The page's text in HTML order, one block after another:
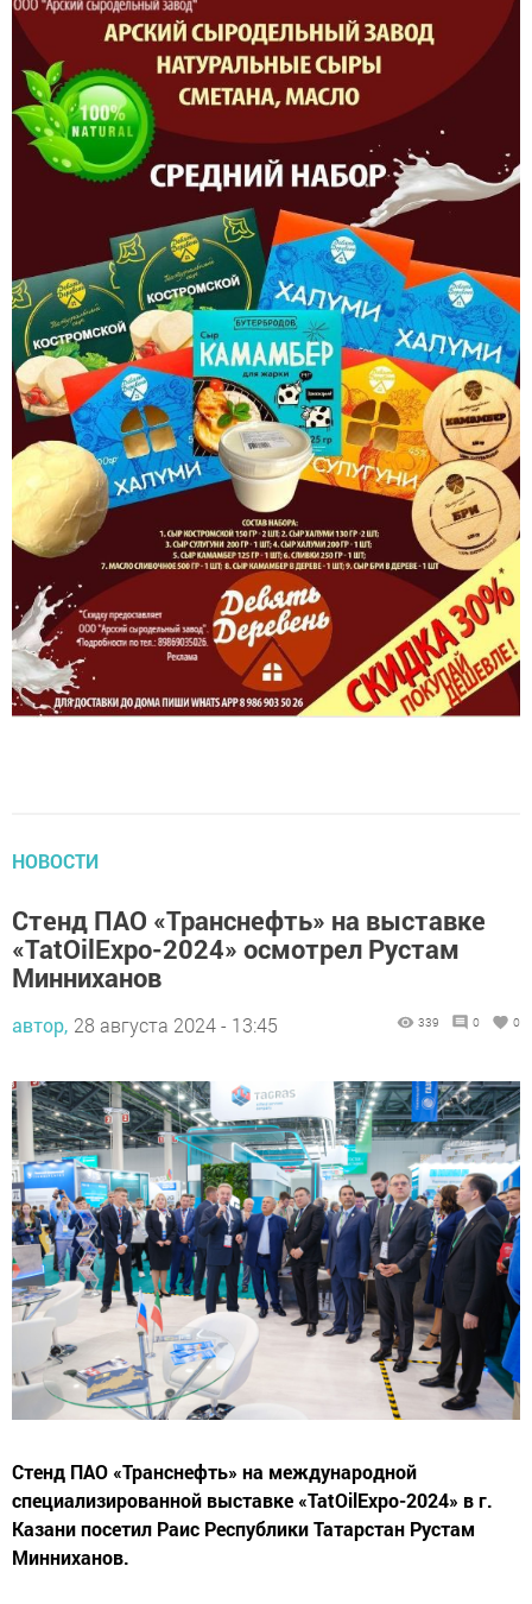
«TatOilExpo-2024» осмотрел Рустам
Минниханов
специализированной выставке «TatOilExpo-2024» в г.
Казани посетил Раис Республики Татарстан Рустам
Минниханов.